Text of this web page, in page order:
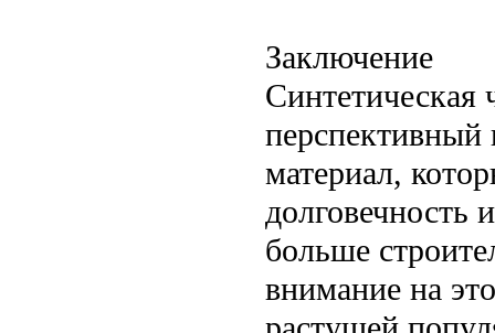
Заключение
Синтетическая
материал,
долговечность
больше
внимание на